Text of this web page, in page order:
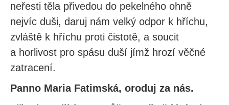
neřesti těla přivedou do pekelného ohně
nejvíc duši, daruj nám velký odpor k hříchu,
zvláště k hříchu proti čistotě, a soucit
a horlivost pro spásu duší jímž hrozí věčné
zatracení.
Panno Maria Fatimská, oroduj za nás.